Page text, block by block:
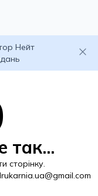
Нейт
так...
сторінку.